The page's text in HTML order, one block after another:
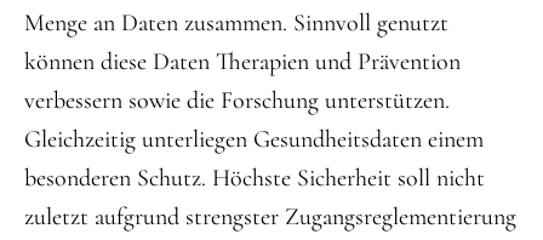
Menge an Daten zusammen. Sinnvoll genutzt
können diese Daten Therapien und Prävention
verbessern sowie die Forschung unterstützen.
Gleichzeitig unterliegen Gesundheitsdaten einem
besonderen Schutz. Höchste Sicherheit soll nicht
zuletzt aufgrund strengster Zugangsreglementierung